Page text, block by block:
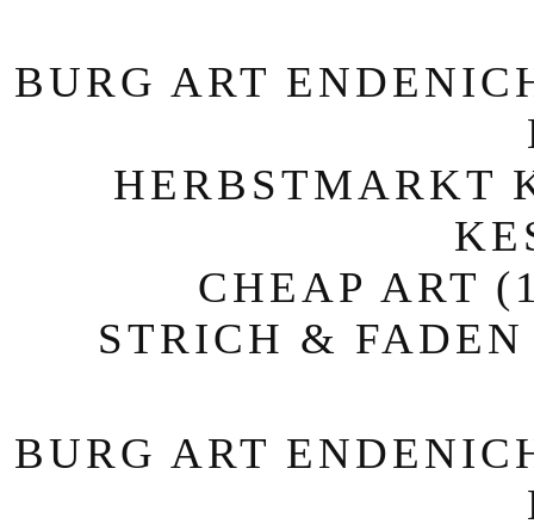
BURG ART
HERBSTMARKT
CHEAP ART
STRICH &
BURG ART